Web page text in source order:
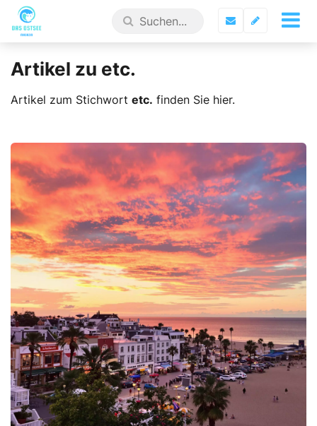
Artikel zu etc.
Artikel zum Stichwort etc. finden Sie hier.